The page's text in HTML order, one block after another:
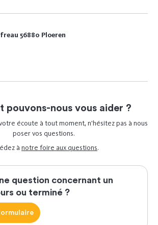
56880 Ploeren
pouvons-nous vous aider ?
écoute à tout moment, n’hésitez pas à nous
poser vos questions.
à notre foire aux questions.
question concernant un
ou terminé ?